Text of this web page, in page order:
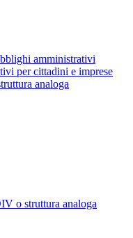
amministrativi
per cittadini e imprese
analoga
o struttura analoga